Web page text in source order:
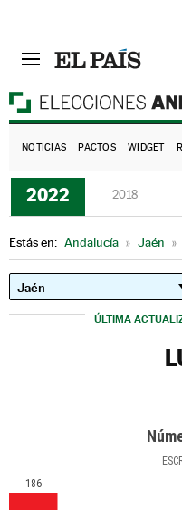
NOTICIAS PACTOS WIDGET
2022 2018
Estás en: Andalucía » Jaén »
ÚLTIMA
186